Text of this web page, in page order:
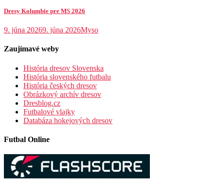
Dresy Kolumbie pre MS 2026
9. júna 20269. júna 2026Myso
Zaujímavé weby
História dresov Slovenska
História slovenského futbalu
História českých dresov
Obrázkový archív dresov
Dresblog.cz
Futbalové vlajky
Databáza hokejových dresov
Futbal Online